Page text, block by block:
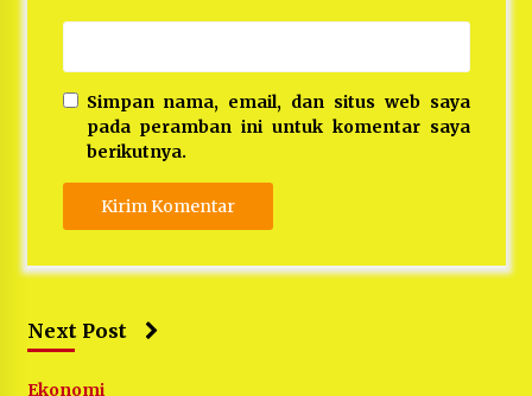
Simpan nama, email, dan situs web saya
pada peramban ini untuk komentar saya
berikutnya.
Next Post
Ekonomi